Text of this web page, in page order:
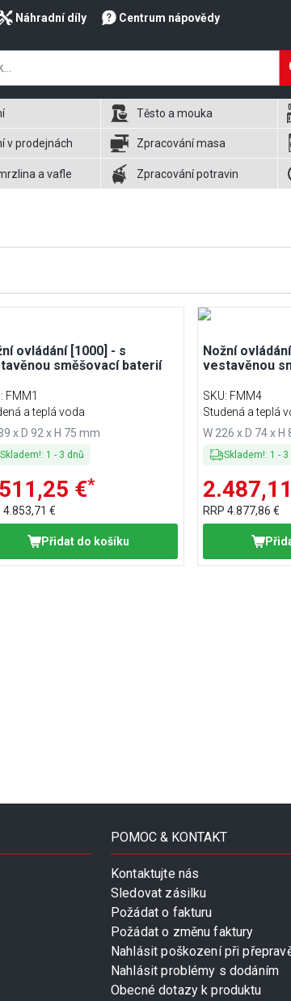
Náhradní díly Centrum nápovědy
Těsto a mouka
v prodejnách Zpracování masa
a vafle Zpracování potravin
ovládání [1000] - s
směšovací baterií
: FMM1
a teplá voda
x D 92 x H 75 mm
Skladem!: 1 - 3 dnů
€*
4.853,71 €
Přidat do košíku
Nožní
vestavěnou
SKU: FMM4
Studená a teplá
W 226 x D 74 x H
Skladem!: 1 - 3
RRP4.877,86 €
POMOC & KONTAKT
Kontaktujte nás
Sledovat zásilku
Požádat o fakturu
Požádat o změnu faktury
Nahlásit poškození při
Nahlásit problémy s dodáním
Obecné dotazy k produktu